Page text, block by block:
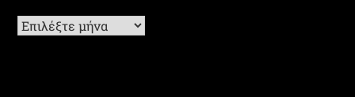
Ιστορικό